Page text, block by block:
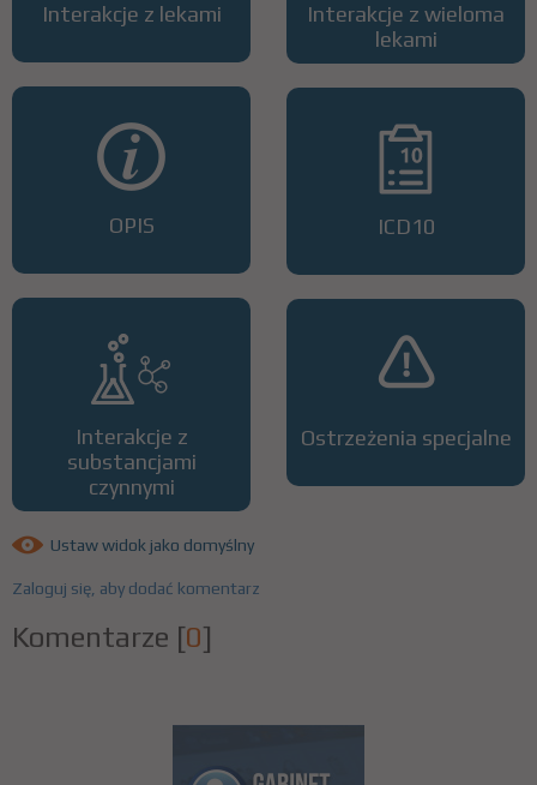
Interakcje z lekami
OPIS
Interakcje z
substancjami
czynnymi
Interakcje z wieloma
lekami
ICD10
Ostrzeżenia specjalne
Ustaw widok jako domyślny
Zaloguj się, aby dodać komentarz
Komentarze [0]